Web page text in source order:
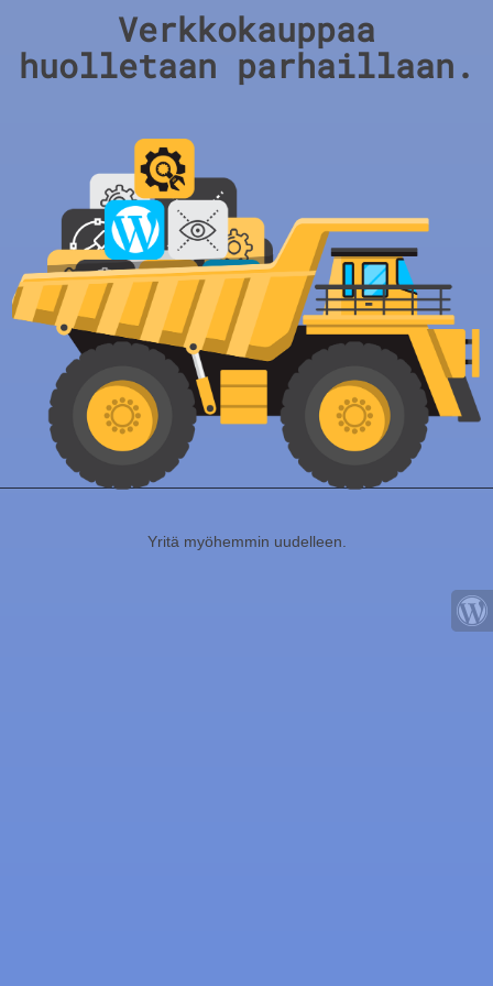
Verkkokauppaa
huolletaan parhaillaan.
Yritä myöhemmin uudelleen.